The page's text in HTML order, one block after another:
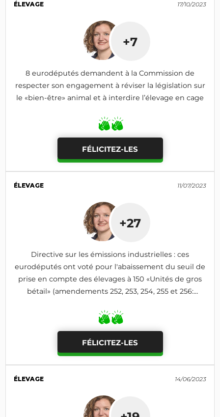
ÉLEVAGE 17/10/2023
+7
8 eurodéputés demandent à la Commission de
respecter son engagement à réviser la législation sur
le «bien-être» animal et à interdire l’élevage en cage
FÉLICITEZ-LES
ÉLEVAGE 11/07/2023
+27
Directive sur les émissions industrielles : ces
eurodéputés ont voté pour l'abaissement du seuil de
prise en compte des élevages à 150 «Unités de gros
bétail» (amendements 252, 253, 254, 255 et 256:
FÉLICITEZ-LES
ÉLEVAGE 14/06/2023